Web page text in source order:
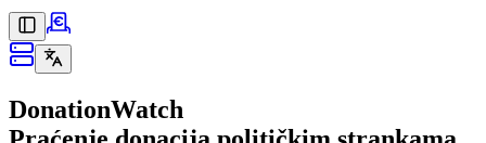
DonationWatch